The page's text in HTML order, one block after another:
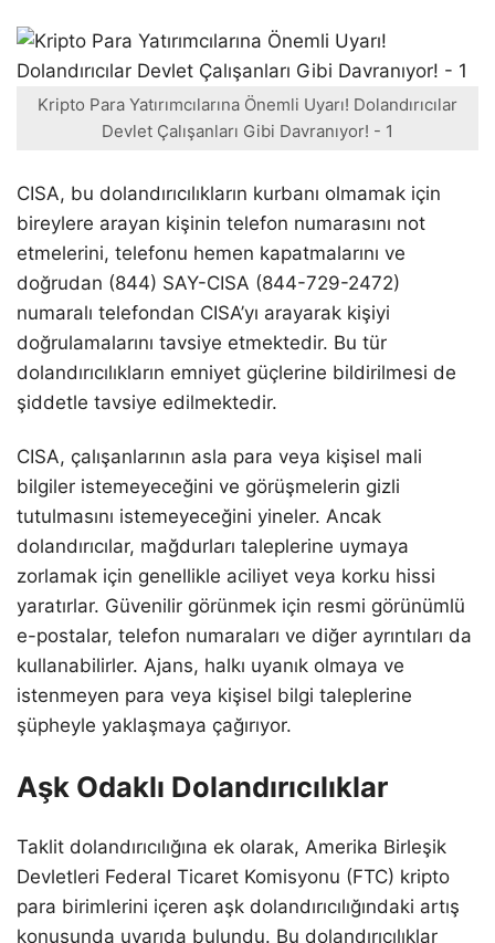
Kripto Para Yatırımcılarına Önemli Uyarı! Dolandırıcılar
Devlet Çalışanları Gibi Davranıyor! - 1
CISA, bu dolandırıcılıkların kurbanı olmamak için
bireylere arayan kişinin telefon numarasını not
etmelerini, telefonu hemen kapatmalarını ve
doğrudan (844) SAY-CISA (844-729-2472)
numaralı telefondan CISA’yı arayarak kişiyi
doğrulamalarını tavsiye etmektedir. Bu tür
dolandırıcılıkların emniyet güçlerine bildirilmesi de
şiddetle tavsiye edilmektedir.
CISA, çalışanlarının asla para veya kişisel mali
bilgiler istemeyeceğini ve görüşmelerin gizli
tutulmasını istemeyeceğini yineler. Ancak
dolandırıcılar, mağdurları taleplerine uymaya
zorlamak için genellikle aciliyet veya korku hissi
yaratırlar. Güvenilir görünmek için resmi görünümlü
e-postalar, telefon numaraları ve diğer ayrıntıları da
kullanabilirler. Ajans, halkı uyanık olmaya ve
istenmeyen para veya kişisel bilgi taleplerine
şüpheyle yaklaşmaya çağırıyor.
Aşk Odaklı Dolandırıcılıklar
Taklit dolandırıcılığına ek olarak, Amerika Birleşik
Devletleri Federal Ticaret Komisyonu (FTC) kripto
para birimlerini içeren aşk dolandırıcılığındaki artış
konusunda uyarıda bulundu. Bu dolandırıcılıklar